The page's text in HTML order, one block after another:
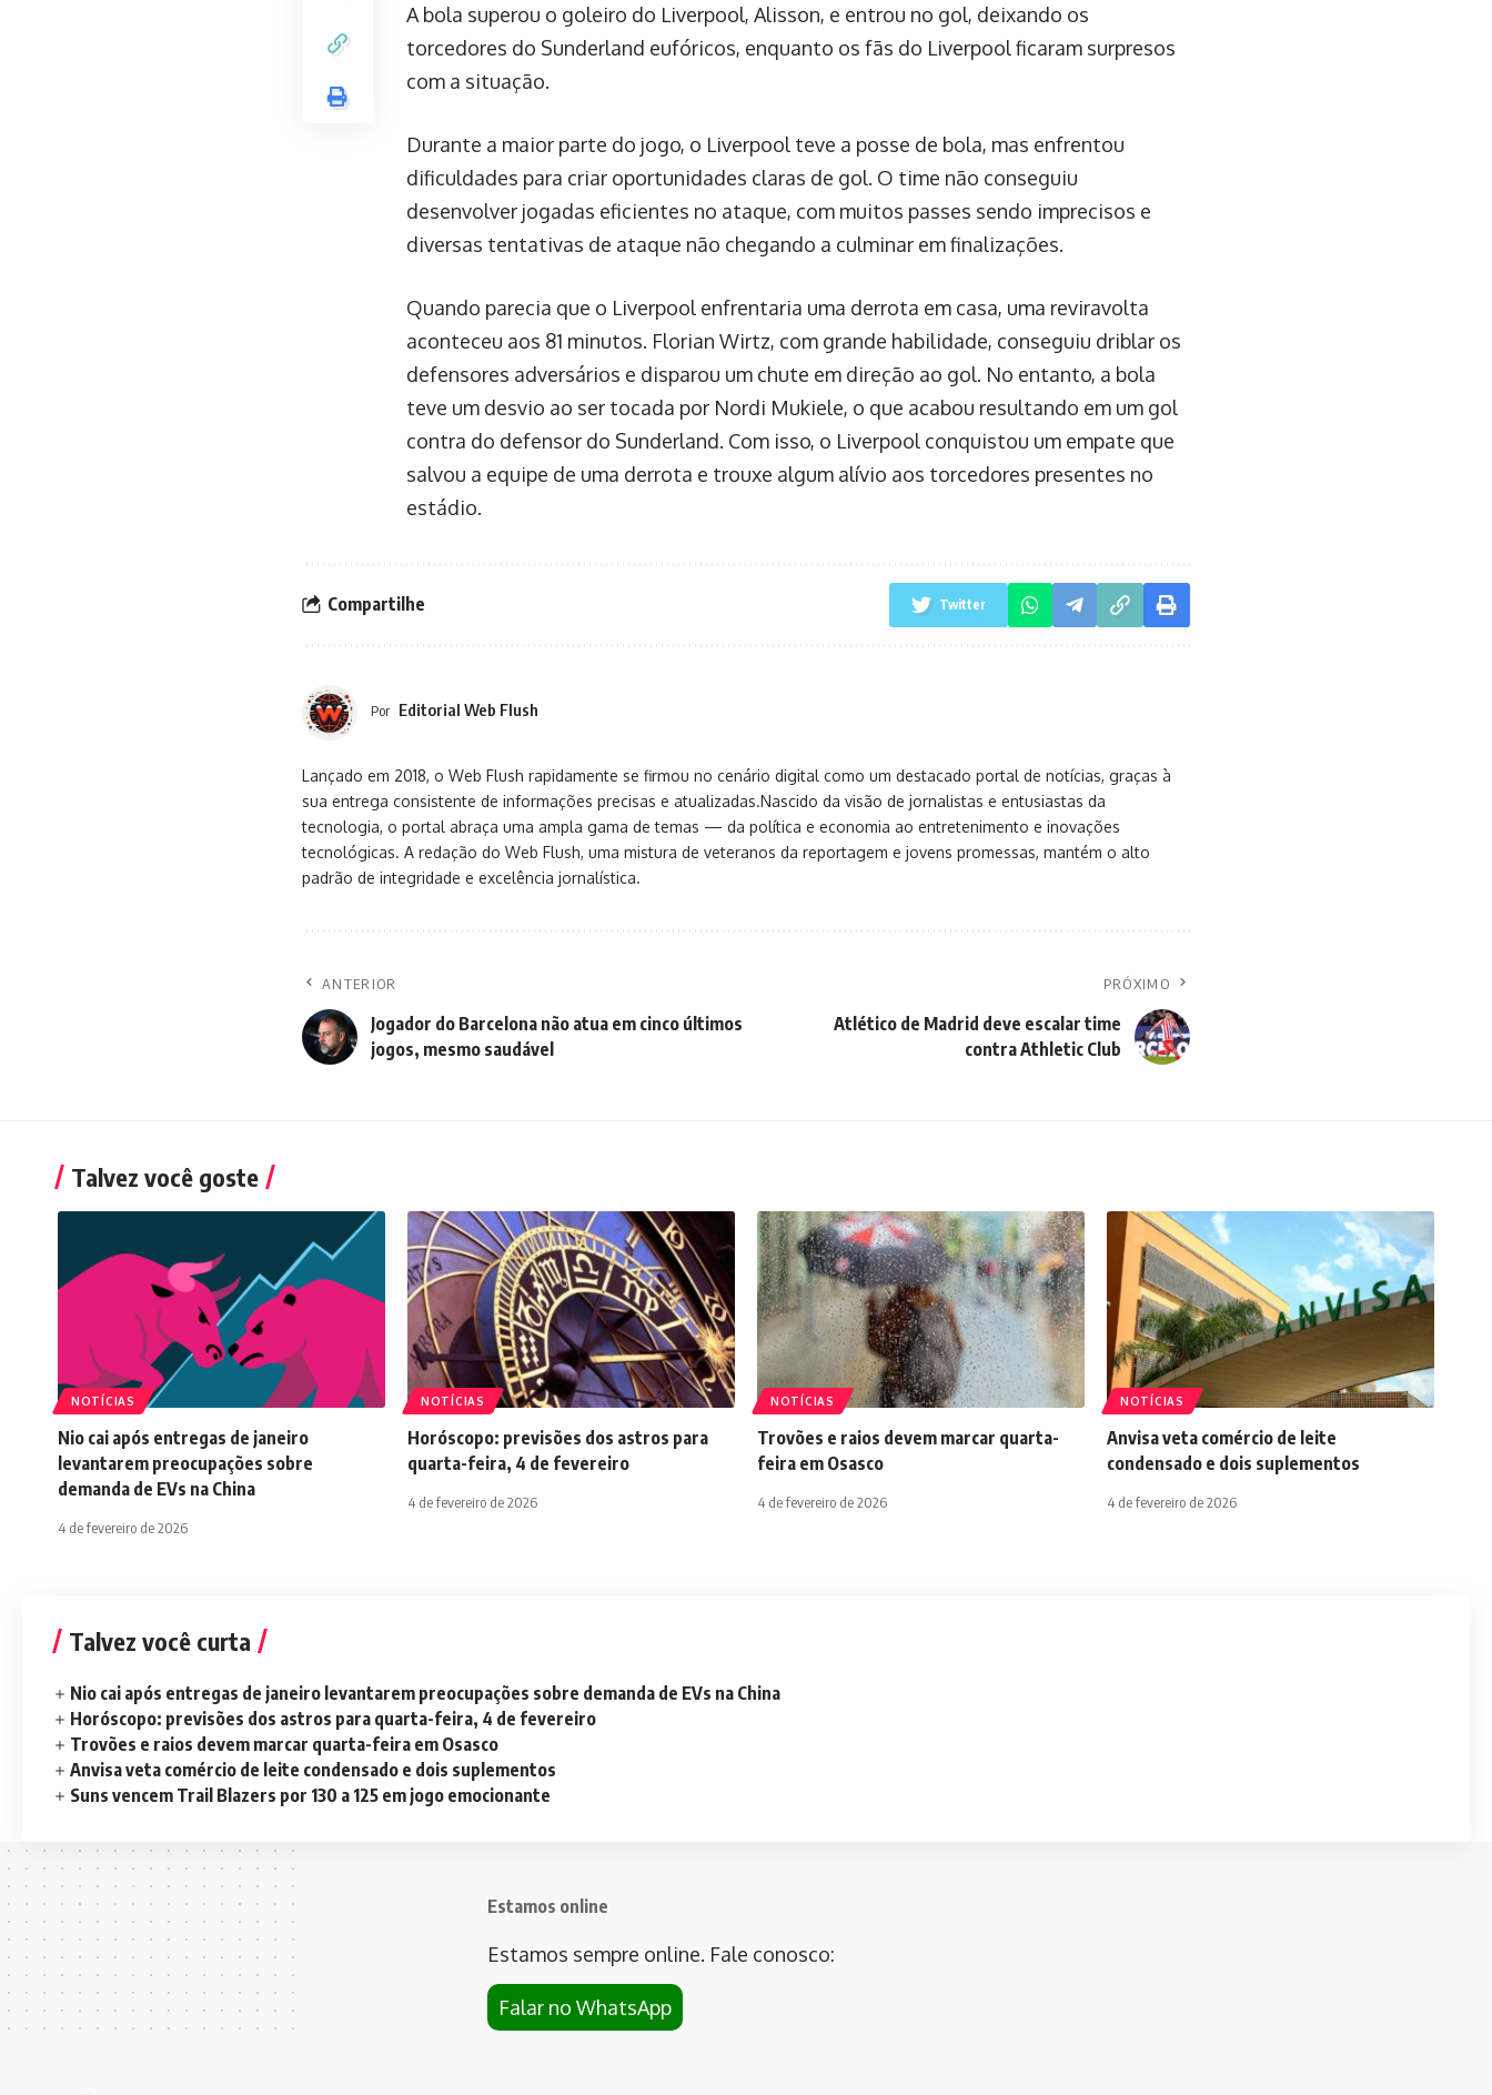
A bola superou o goleiro do Liverpool, Alisson, e entrou no gol, deixando os
torcedores do Sunderland eufóricos, enquanto os fãs do Liverpool ficaram surpresos
com a situação.
Durante a maior parte do jogo, o Liverpool teve a posse de bola, mas enfrentou
dificuldades para criar oportunidades claras de gol. O time não conseguiu
desenvolver jogadas eficientes no ataque, com muitos passes sendo imprecisos e
diversas tentativas de ataque não chegando a culminar em finalizações.
Quando parecia que o Liverpool enfrentaria uma derrota em casa, uma reviravolta
aconteceu aos 81 minutos. Florian Wirtz, com grande habilidade, conseguiu driblar os
defensores adversários e disparou um chute em direção ao gol. No entanto, a bola
teve um desvio ao ser tocada por Nordi Mukiele, o que acabou resultando em um gol
contra do defensor do Sunderland. Com isso, o Liverpool conquistou um empate que
salvou a equipe de uma derrota e trouxe algum alívio aos torcedores presentes no
estádio.
Compartilhe Twitter
Por Editorial Web Flush
Lançado em 2018, o Web Flush rapidamente se firmou no cenário digital como um destacado portal de notícias, graças à
sua entrega consistente de informações precisas e atualizadas.Nascido da visão de jornalistas e entusiastas da
tecnologia, o portal abraça uma ampla gama de temas — da política e economia ao entretenimento e inovações
tecnológicas. A redação do Web Flush, uma mistura de veteranos da reportagem e jovens promessas, mantém o alto
padrão de integridade e excelência jornalística.
ANTERIOR
Jogador do Barcelona não atua em cinco últimos
jogos, mesmo saudável
PRÓXIMO
Atlético de Madrid deve escalar time
contra Athletic Club
Talvez você goste
NOTÍCIAS
Nio cai após entregas de janeiro
levantarem preocupações sobre
demanda de EVs na China
4 de fevereiro de 2026
NOTÍCIAS
Horóscopo: previsões dos astros para
quarta-feira, 4 de fevereiro
4 de fevereiro de 2026
NOTÍCIAS
Trovões e raios devem marcar quarta-
feira em Osasco
4 de fevereiro de 2026
NOTÍCIAS
Anvisa veta comércio de leite
condensado e dois suplementos
4 de fevereiro de 2026
Talvez você curta
Nio cai após entregas de janeiro levantarem preocupações sobre demanda de EVs na China
Horóscopo: previsões dos astros para quarta-feira, 4 de fevereiro
Trovões e raios devem marcar quarta-feira em Osasco
Anvisa veta comércio de leite condensado e dois suplementos
Suns vencem Trail Blazers por 130 a 125 em jogo emocionante
Estamos online
Estamos sempre online. Fale conosco:
Falar no WhatsApp